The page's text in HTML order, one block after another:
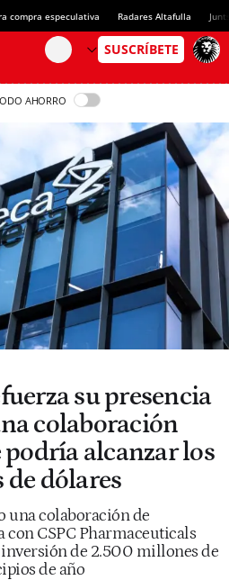
compra especulativa Radares Altafulla
AHORRO
su presencia
colaboración
podría alcanzar los
dólares
una colaboración de
con CSPC Pharmaceuticals
de 2.500 millones de
de año